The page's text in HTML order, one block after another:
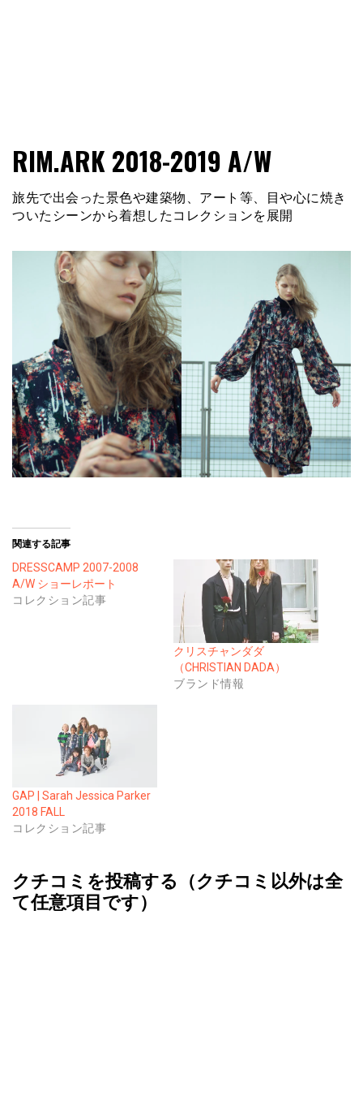
ファショコン通信
ッションとモードを分析するファッション情報サイトです
RIM.ARK 2018-2019 A/W
旅先で出会った景色や建築物、アート等、目や心に焼き
ついたシーンから着想したコレクションを展開
関連する記事
DRESSCAMP 2007-2008
A/W ショーレポート
コレクション記事
クリスチャンダダ
（CHRISTIAN DADA）
ブランド情報
GAP | Sarah Jessica Parker
2018 FALL
コレクション記事
クチコミを投稿する（クチコミ以外は全
て任意項目です）